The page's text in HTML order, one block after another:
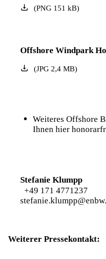
(PNG151 kB)
Offshore Windpark
(JPG2,4 MB)
Weiteres Offshore
Ihnen hier
Stefanie Klumpp
+49 171 4771237
Weiterer Pressekontakt: